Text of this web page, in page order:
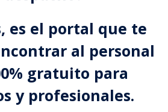
es el portal que te
al personal
gratuito para
y profesionales.